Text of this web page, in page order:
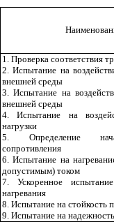
1. Проверка соответствия
2. Испытание на
внешней среды
3. Испытание на
внешней среды
4. Испытание на
нагрузки
5. Определение
сопротивления
6. Испытание на
допустимым) током
7. Ускоренное
нагревания
8. Испытание на стойкость
9. Испытание на надежность